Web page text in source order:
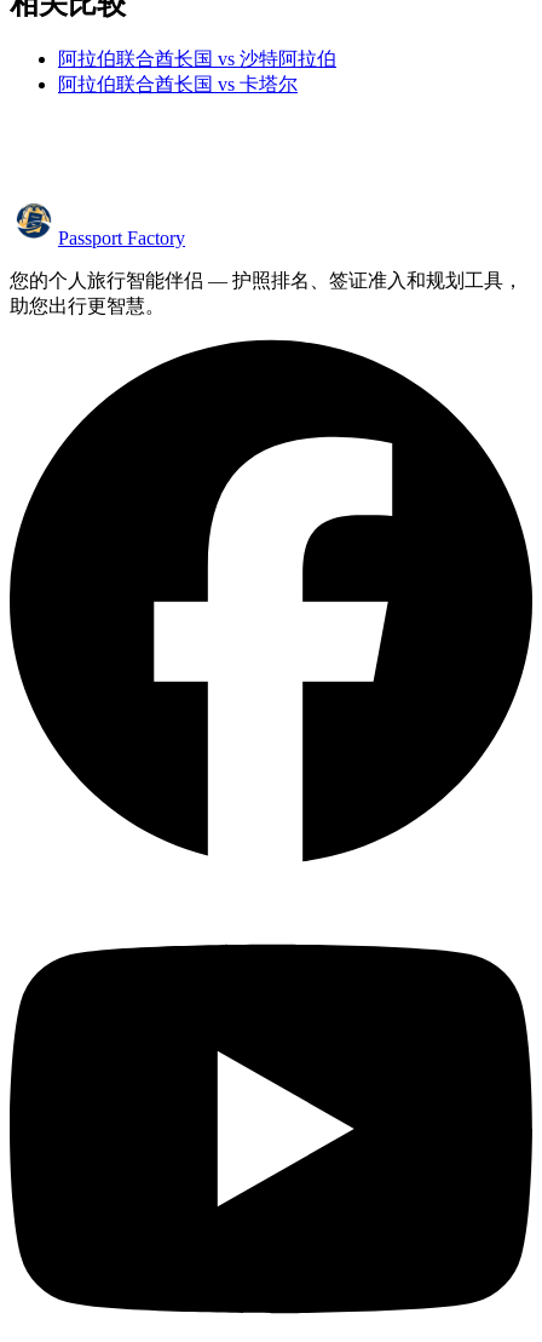
阿拉伯联合酋长国 vs 沙特阿拉伯
阿拉伯联合酋长国 vs 卡塔尔
Passport Factory
您的个人旅行智能伴侣 — 护照排名、签证准入和规划工具，
助您出行更智慧。